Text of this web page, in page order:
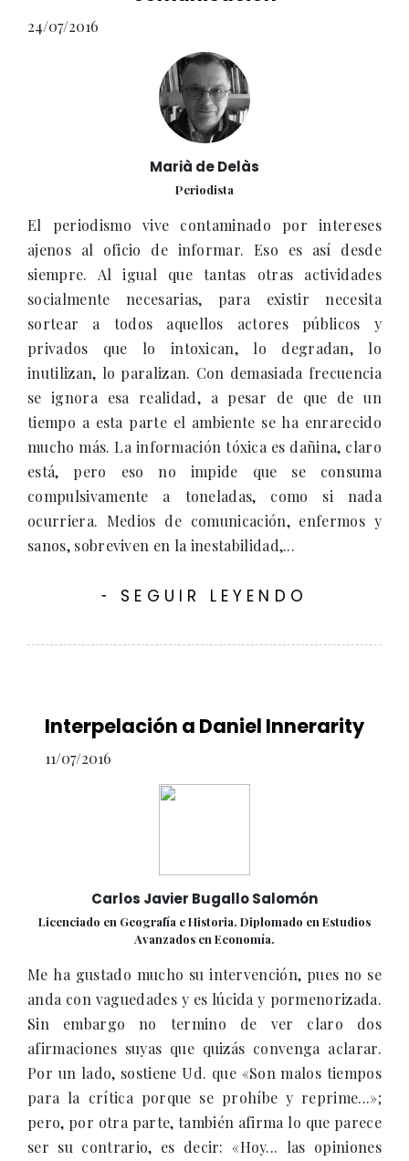
24/07/2016
Marià de Delàs
Periodista
El periodismo vive contaminado por intereses
ajenos al oficio de informar. Eso es así desde
siempre. Al igual que tantas otras actividades
socialmente necesarias, para existir necesita
sortear a todos aquellos actores públicos y
privados que lo intoxican, lo degradan, lo
inutilizan, lo paralizan. Con demasiada frecuencia
se ignora esa realidad, a pesar de que de un
tiempo a esta parte el ambiente se ha enrarecido
mucho más. La información tóxica es dañina, claro
está, pero eso no impide que se consuma
compulsivamente a toneladas, como si nada
ocurriera. Medios de comunicación, enfermos y
sanos, sobreviven en la inestabilidad,...
- SEGUIR LEYENDO
Interpelación a Daniel Innerarity
11/07/2016
Carlos Javier Bugallo Salomón
Licenciado en Geografía e Historia. Diplomado en Estudios
Avanzados en Economía.
Me ha gustado mucho su intervención, pues no se
anda con vaguedades y es lúcida y pormenorizada.
Sin embargo no termino de ver claro dos
afirmaciones suyas que quizás convenga aclarar.
Por un lado, sostiene Ud. que «Son malos tiempos
para la crítica porque se prohíbe y reprime...»;
pero, por otra parte, también afirma lo que parece
ser su contrario, es decir: «Hoy... las opiniones